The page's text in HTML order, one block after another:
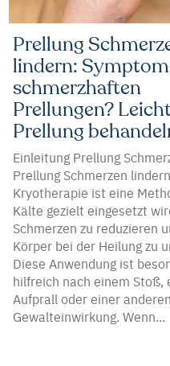
Prellung
lindern:
schmerzhaften
Prellungen?
Prellung
Einleitung Prellung
Prellung Schmerzen
Kryotherapie ist eine
Kälte gezielt eingesetzt
Schmerzen zu reduzieren
Körper bei der Heilung zu
Diese Anwendung ist
hilfreich nach einem Stoß,
Aufprall oder einer
Gewalteinwirkung. Wenn...